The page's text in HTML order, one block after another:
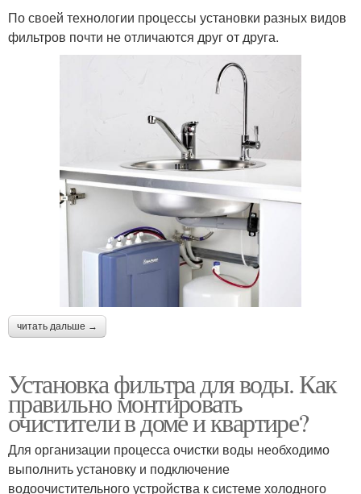
По своей технологии процессы установки разных видов
фильтров почти не отличаются друг от друга.
читать дальше →
Установка фильтра для воды. Как
правильно монтировать
очистители в доме и квартире?
Для организации процесса очистки воды необходимо
выполнить установку и подключение
водоочистительного устройства к системе холодного